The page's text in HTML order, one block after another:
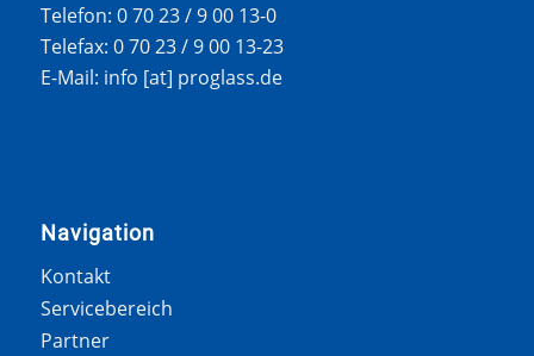
Telefon: 0 70 23 / 9 00 13-0
Telefax: 0 70 23 / 9 00 13-23
E-Mail: info [at] proglass.de
Navigation
Kontakt
Servicebereich
Partner